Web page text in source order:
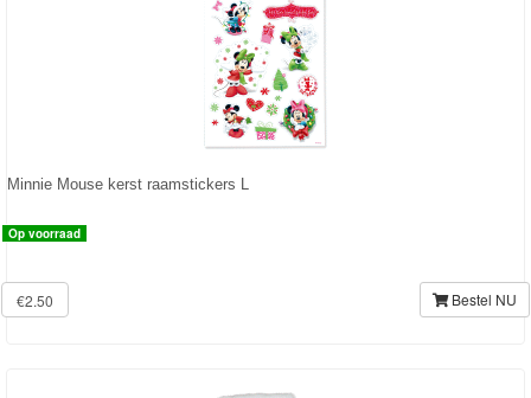
Dutch
PJ
Masks
Super
Minnie Mouse kerst raamstickers L
Op voorraad
€2.50 Bestel NU